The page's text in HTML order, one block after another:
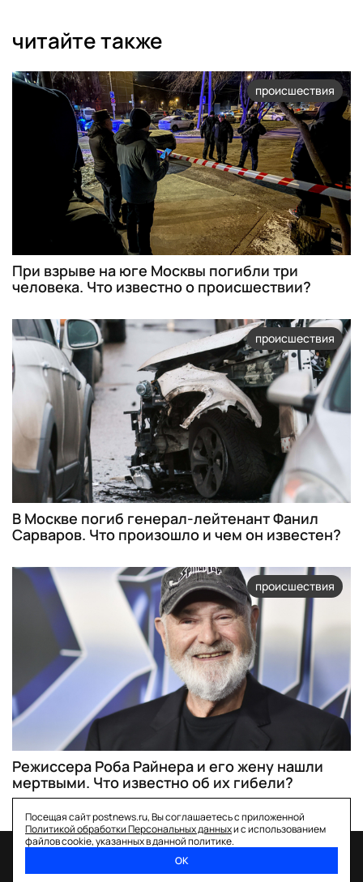
читайте также
происшествия
При взрыве на юге Москвы погибли три
человека. Что известно о происшествии?
происшествия
В Москве погиб генерал-лейтенант Фанил
Сарваров. Что произошло и чем он известен?
происшествия
Режиссера Роба Райнера и его жену нашли
мертвыми. Что известно об их гибели?
Посещая сайт postnews.ru, Вы соглашаетесь с приложенной
Политикой обработки Персональных данныхи с использованием
файлов cookie, указанных в данной политике.
ОК